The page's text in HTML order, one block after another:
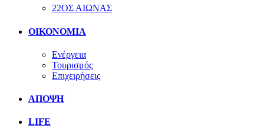
22ΟΣ ΑΙΩΝΑΣ
ΟΙΚΟΝΟΜΙΑ
Ενέργεια
Τουρισμός
Επιχειρήσεις
ΑΠΟΨΗ
LIFE